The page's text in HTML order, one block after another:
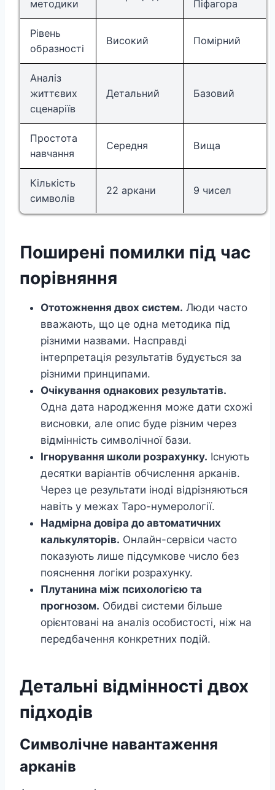
методики
Піфагора
Рівень
образності
Високий Помірний
Аналіз
життєвих
сценаріїв
Детальний Базовий
Простота
навчання
Середня Вища
Кількість
символів
22 аркани 9 чисел
Поширені помилки під час
порівняння
Ототожнення двох систем. Люди часто
вважають, що це одна методика під
різними назвами. Насправді
інтерпретація результатів будується за
різними принципами.
Очікування однакових результатів.
Одна дата народження може дати схожі
висновки, але опис буде різним через
відмінність символічної бази.
Ігнорування школи розрахунку. Існують
десятки варіантів обчислення арканів.
Через це результати іноді відрізняються
навіть у межах Таро-нумерології.
Надмірна довіра до автоматичних
калькуляторів. Онлайн-сервіси часто
показують лише підсумкове число без
пояснення логіки розрахунку.
Плутанина між психологією та
прогнозом. Обидві системи більше
орієнтовані на аналіз особистості, ніж на
передбачення конкретних подій.
Детальні відмінності двох
підходів
Символічне навантаження
арканів